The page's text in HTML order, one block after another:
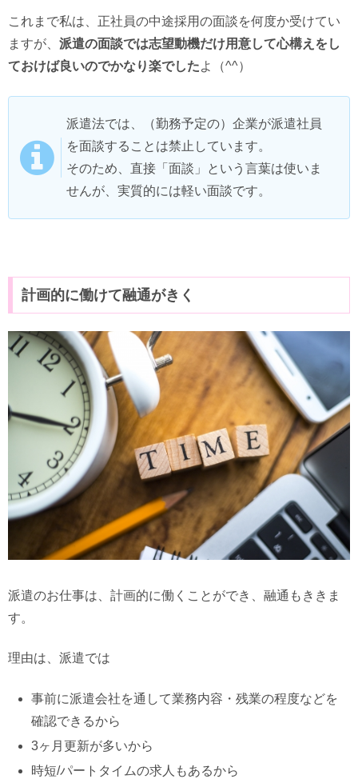
これまで私は、正社員の中途採用の面談を何度か受けてい
ますが、 派遣の面談では志望動機だけ用意して心構えをし
ておけば良いのでかなり楽でしたよ（^^）
派遣法では、（勤務予定の）企業が派遣社員
を面談することは禁止しています。
そのため、直接「面談」という言葉は使いま
せんが、実質的には軽い面談です。
計画的に働けて融通がきく
派遣のお仕事は、計画的に働くことができ、融通もききま
す。
理由は、派遣では
事前に派遣会社を通して業務内容・残業の程度などを
確認できるから
3ヶ月更新が多いから
時短/パートタイムの求人もあるから